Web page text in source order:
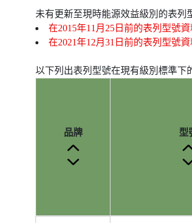
未有更新至現時能源效益級別的表列
在2015年11月25日前的表列型號
在2021年12月31日前的表列型號
以下列出表列型號在現有級別標準下
品牌 型